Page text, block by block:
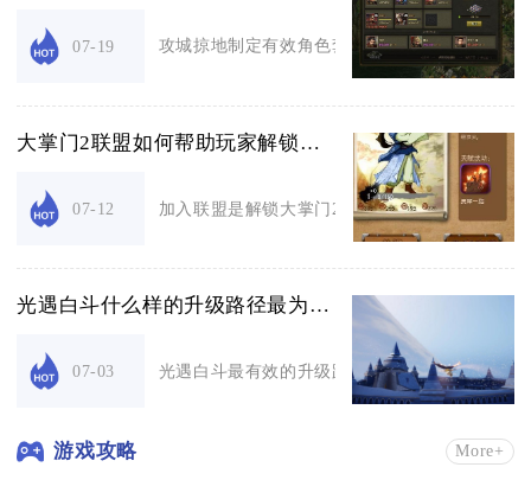
07-19 攻城掠地制定有效角色套路策略的核心结论是，
大掌门2联盟如何帮助玩家解锁新内容
07-12 加入联盟是解锁大掌门2大量高阶养成、多人副
光遇白斗什么样的升级路径最为有效
07-03 光遇白斗最有效的升级路径是先解锁一级白斗，
游戏攻略 More+